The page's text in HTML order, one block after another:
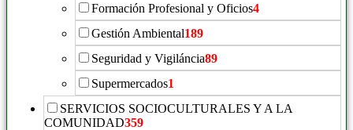
Formación Profesional y Oficios4
Gestión Ambiental189
Seguridad y Vigiláncia89
Supermercados1
SERVICIOS SOCIOCULTURALES Y A LA
COMUNIDAD359